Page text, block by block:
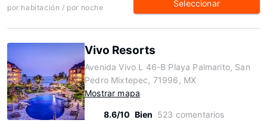
por habitación / por noche Seleccionar
Vivo Resorts
Avenida Vivo L 46-B Playa Palmarito, San
Pedro Mixtepec, 71996, MX
Mostrar mapa
8.6/10 Bien 523 comentarios